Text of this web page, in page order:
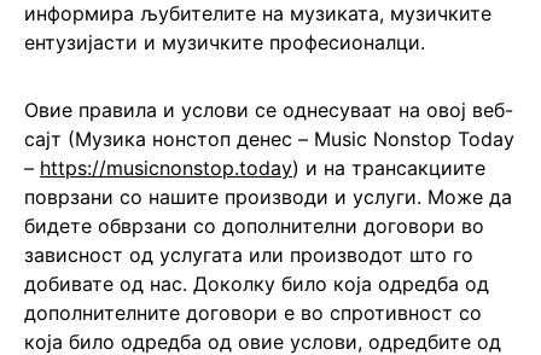
информира љубителите на музиката, музичките
ентузијасти и музичките професионалци.
Овие правила и услови се однесуваат на овој веб-
сајт (Музика нонстоп денес – Music Nonstop Today
– https://musicnonstop.today) и на трансакциите
поврзани со нашите производи и услуги. Може да
бидете обврзани со дополнителни договори во
зависност од услугата или производот што го
добивате од нас. Доколку било која одредба од
дополнителните договори е во спротивност со
која било одредба од овие услови, одредбите од